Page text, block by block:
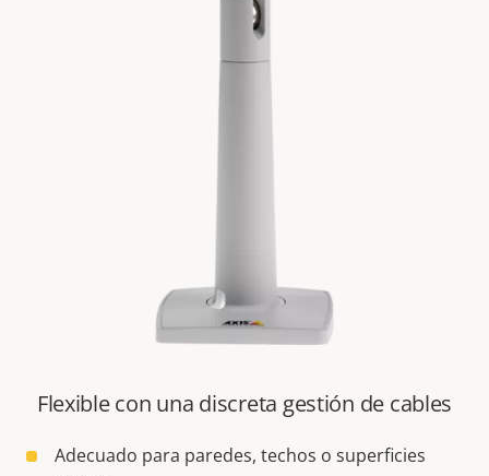
Flexible con una discreta gestión de cables
Adecuado para paredes, techos o superficies